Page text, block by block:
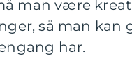
man være
så man kan
har.